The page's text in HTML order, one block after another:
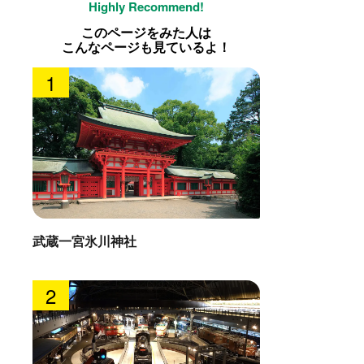
このページをみた人は
こんなページも見ているよ！
武蔵一宮氷川神社
1
2